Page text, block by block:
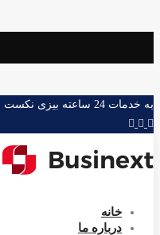
به خدمات 24 ساعته بیزی نکست اعتماد کنید!
خانه
درباره ما